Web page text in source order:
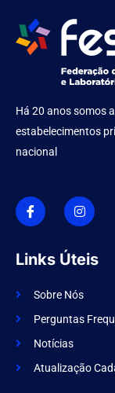
Há 20 anos somos
estabelecimentos
nacional
I
c
o
n
f
a
e
o
k
I
n
s
t
g
r
m
Links Úteis
Sobre Nós
Perguntas
Notícias
Atualização